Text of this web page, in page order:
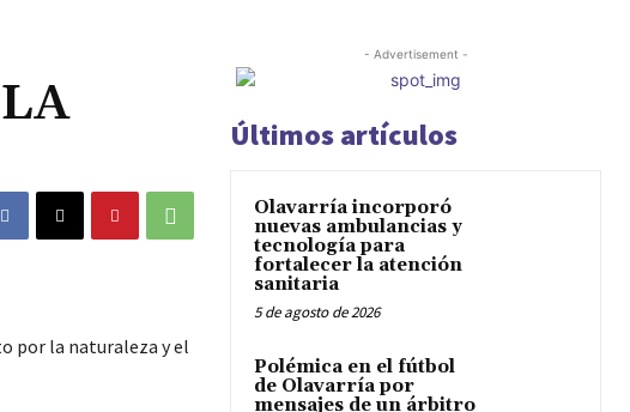
por la naturaleza y el
- Advertisement -
Últimos artículos
Olavarría incorporó
nuevas ambulancias y
tecnología para
fortalecer la atención
sanitaria
5 de agosto de 2026
Polémica en el fútbol
de Olavarría por
mensajes de un árbitro